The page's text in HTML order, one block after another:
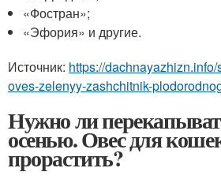
«Фостран»;
«Эфория» и другие.
Источник: https://
oves-zelenyy-zashchitnik-
Нужно ли
осенью. Овес для
прорастить?